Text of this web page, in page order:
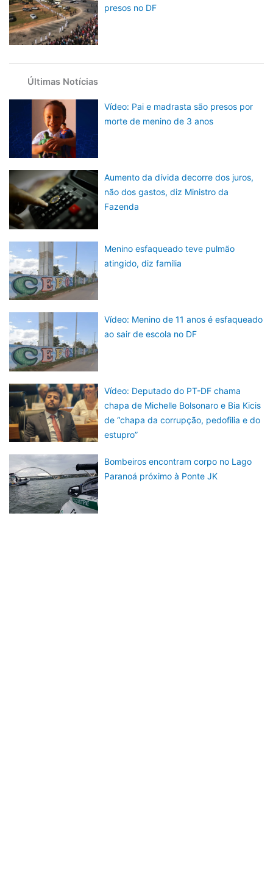
presos no DF
Últimas Notícias
Vídeo: Pai e madrasta são presos por
morte de menino de 3 anos
Aumento da dívida decorre dos juros,
não dos gastos, diz Ministro da
Fazenda
Menino esfaqueado teve pulmão
atingido, diz família
Vídeo: Menino de 11 anos é esfaqueado
ao sair de escola no DF
Vídeo: Deputado do PT-DF chama
chapa de Michelle Bolsonaro e Bia Kicis
de “chapa da corrupção, pedofilia e do
estupro”
Bombeiros encontram corpo no Lago
Paranoá próximo à Ponte JK